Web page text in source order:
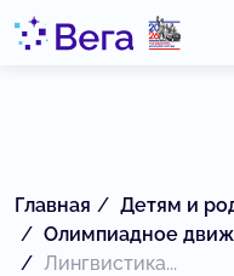
Главная
Детям и
Олимпиадное
Лингвистика...